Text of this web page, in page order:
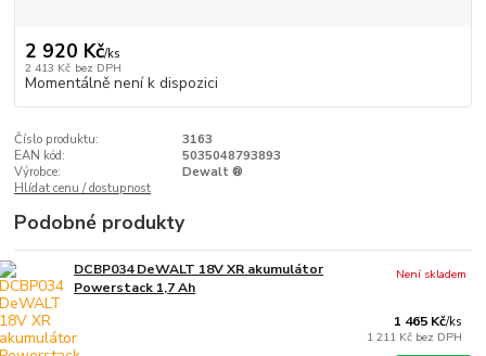
2 920 Kč/ks
2 413 Kč bez DPH
Momentálně není k dispozici
Číslo produktu:
3163
EAN kód:
5035048793893
Výrobce:
Dewalt ®
Hlídat cenu / dostupnost
Podobné produkty
DCBP034 DeWALT 18V XR akumulátor
Powerstack 1,7 Ah
1 465 Kč/ks
1 211 Kč bez DPH
Není skladem